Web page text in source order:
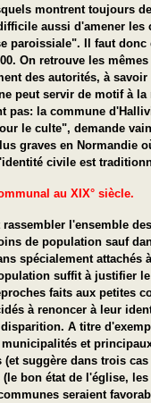
montrent toujours
aussi d'amener
paroissiale". Il faut
On retrouve les
des autorités, à
peut servir de motif à
pas: la commune
le culte", demande
graves en Normandie
civile est
au XIX° siècle.
l'ensemble
de population sauf
spécialement
suffit à justifier
faits aux petites
à renoncer à leur
A titre
et
suggère dans trois
bon état de l'église,
seraient